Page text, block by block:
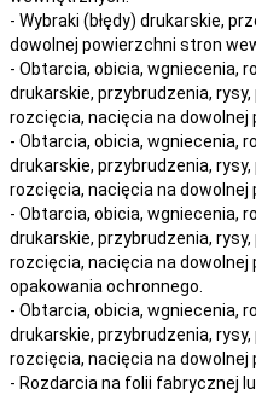
- Wybraki (błędy) drukarskie,
dowolnej powierzchni stron
- Obtarcia, obicia, wgniecenia,
drukarskie, przybrudzenia,
rozcięcia, nacięcia na dowolnej
- Obtarcia, obicia, wgniecenia,
drukarskie, przybrudzenia,
rozcięcia, nacięcia na dowolnej
- Obtarcia, obicia, wgniecenia,
drukarskie, przybrudzenia,
rozcięcia, nacięcia na dowolnej
opakowania ochronnego.
- Obtarcia, obicia, wgniecenia,
drukarskie, przybrudzenia,
rozcięcia, nacięcia na dowolnej
- Rozdarcia na folii fabrycznej